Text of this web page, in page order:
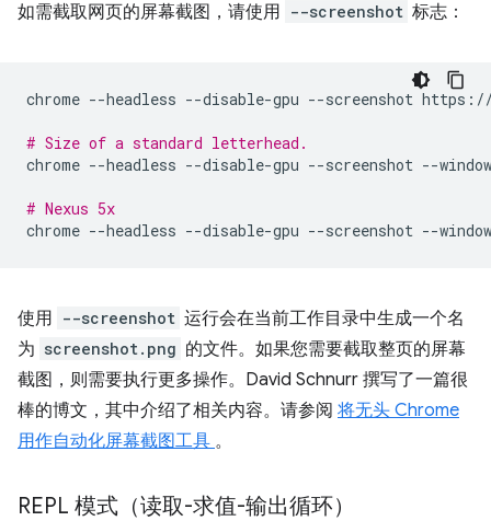
如需截取网页的屏幕截图，请使用 --screenshot 标志：
chrome --headless --disable-gpu --screenshot https://
# Size of a standard letterhead.
chrome --headless --disable-gpu --screenshot --
# Nexus 5x
chrome --headless --disable-gpu --screenshot --
使用 --screenshot 运行会在当前工作目录中生成一个名
为 screenshot.png 的文件。如果您需要截取整页的屏幕
截图，则需要执行更多操作。David Schnurr 撰写了一篇很
棒的博文，其中介绍了相关内容。请参阅 将无头 Chrome
用作自动化屏幕截图工具 。
REPL 模式（读取-求值-输出循环）